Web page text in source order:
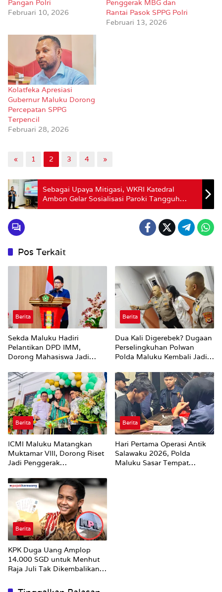
Pangan Polri
Februari 10, 2026
Penggerak MBG dan
Rantai Pasok SPPG Polri
Februari 13, 2026
Kolatfeka Apresiasi
Gubernur Maluku Dorong
Percepatan SPPG
Terpencil
Februari 28, 2026
« 1 2 3 4 »
Sebagai Upaya Mitigasi, WKRI Katedral
Ambon Gelar Sosialisasi Paroki Tangguh
Bencana
Pos Terkait
Berita
Sekda Maluku Hadiri
Pelantikan DPD IMM,
Dorong Mahasiswa Jadi
Strategis Pemerintah
Berita
Dua Kali Digerebek? Dugaan
Perselingkuhan Polwan
Polda Maluku Kembali Jadi
Berita
ICMI Maluku Matangkan
Muktamar VIII, Dorong Riset
Jadi Penggerak
Berita
Hari Pertama Operasi Antik
Salawaku 2026, Polda
Maluku Sasar Tempat
Berita
KPK Duga Uang Amplop
14.000 SGD untuk Menhut
Raja Juli Tak Dikembalikan